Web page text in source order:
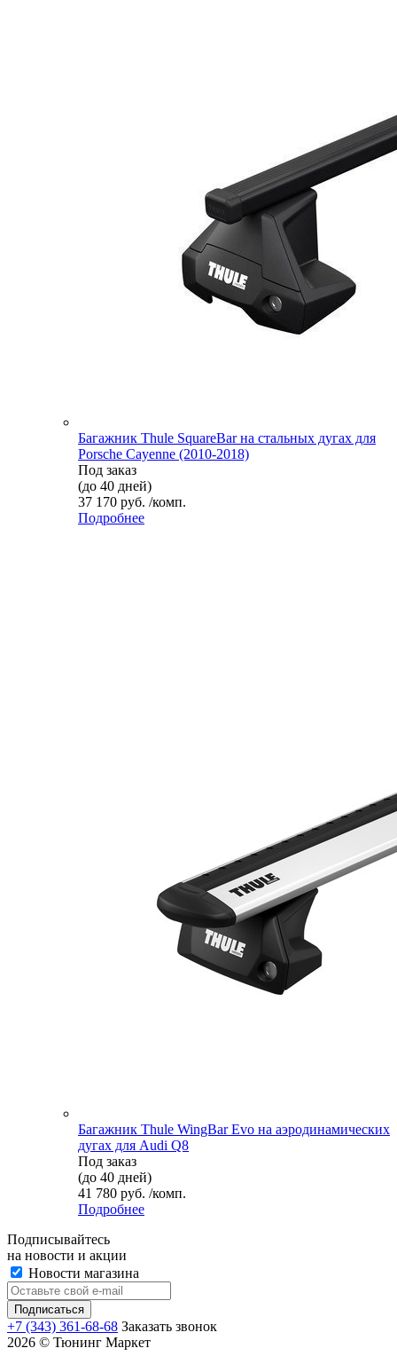
Багажник Thule SquareBar на стальных дугах для
Porsche Cayenne (2010-2018)
Под заказ
(до 40 дней)
37 170 руб. /комп.
Подробнее
Багажник Thule WingBar Evo на аэродинамических
дугах для Audi Q8
Под заказ
(до 40 дней)
41 780 руб. /комп.
Подробнее
Подписывайтесь
на новости и акции
Новости магазина
+7 (343) 361-68-68 Заказать звонок
2026 © Тюнинг Маркет